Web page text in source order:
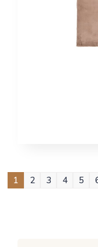
1 2 3 4 5